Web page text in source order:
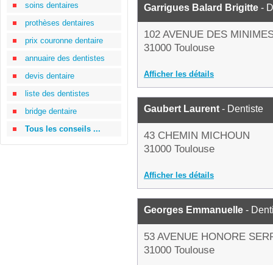
soins dentaires
prothèses dentaires
prix couronne dentaire
annuaire des dentistes
devis dentaire
liste des dentistes
bridge dentaire
Tous les conseils ...
Garrigues Balard Brigitte -
102 AVENUE DES
31000 Toulouse
Afficher les détails
Gaubert Laurent - Dentiste
43 CHEMIN MICHOUN
31000 Toulouse
Afficher les détails
Georges Emmanuelle -
53 AVENUE HONORE
31000 Toulouse